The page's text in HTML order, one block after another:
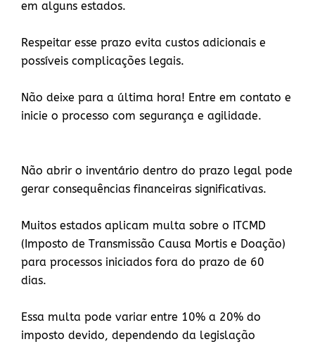
em alguns estados.
Respeitar esse prazo evita custos adicionais e
possíveis complicações legais.
Não deixe para a última hora! Entre em contato e
inicie o processo com segurança e agilidade.
Não abrir o inventário dentro do prazo legal pode
gerar consequências financeiras significativas.
Muitos estados aplicam multa sobre o ITCMD
(Imposto de Transmissão Causa Mortis e Doação)
para processos iniciados fora do prazo de 60
dias.
Essa multa pode variar entre 10% a 20% do
imposto devido, dependendo da legislação